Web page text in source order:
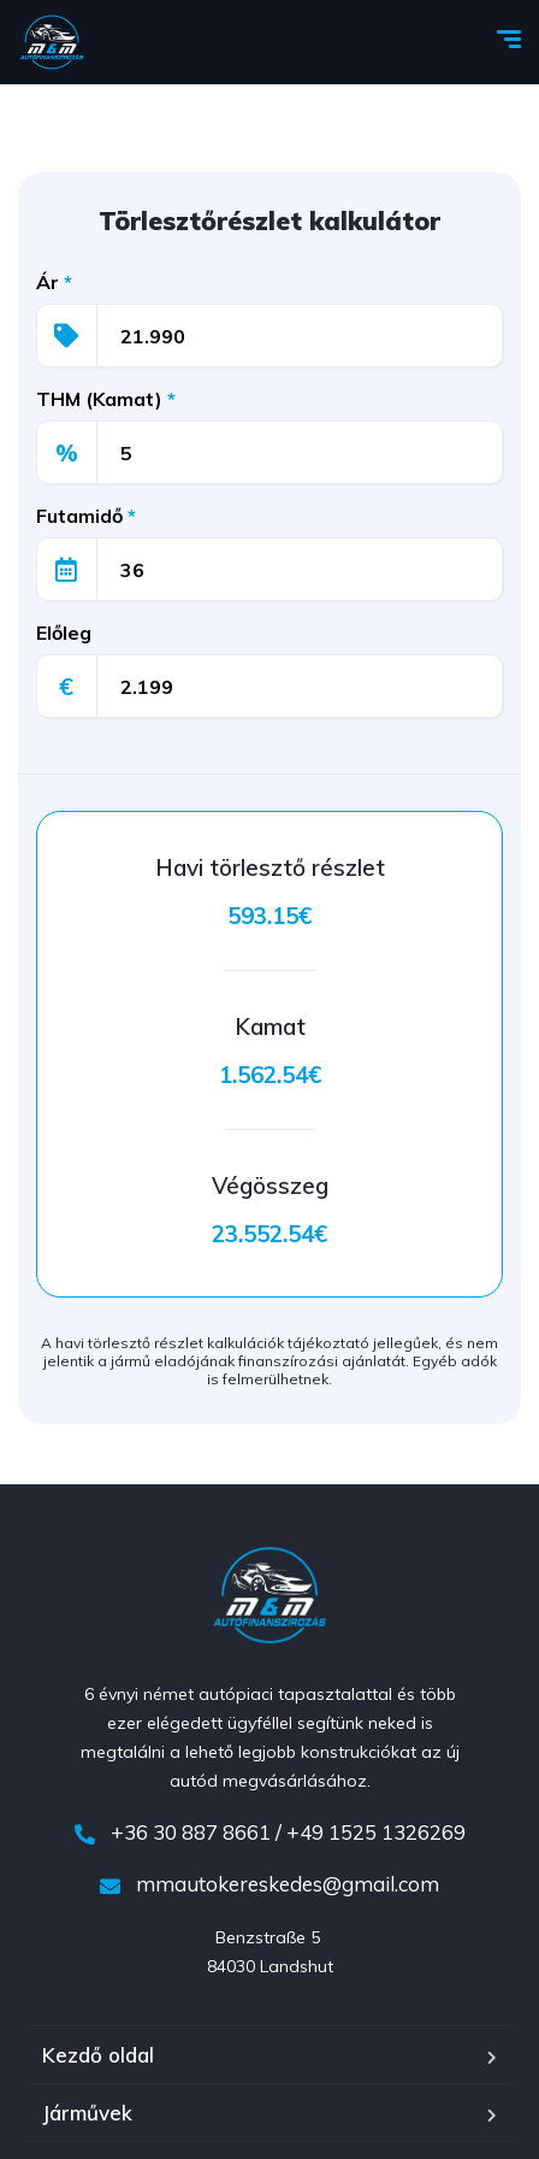
Törlesztőrészlet kalkulátor
Ár *
THM (Kamat) *
%
Futamidő *
Előleg
€
Havi törlesztő részlet
593.15€
Kamat
1.562.54€
Végösszeg
23.552.54€
A havi törlesztő részlet kalkulációk tájékoztató jellegűek, és nem
jelentik a jármű eladójának finanszírozási ajánlatát. Egyéb adók
is felmerülhetnek.
6 évnyi német autópiaci tapasztalattal és több
ezer elégedett ügyféllel segítünk neked is
megtalálni a lehető legjobb konstrukciókat az új
autód megvásárlásához.
+36 30 887 8661 / +49 1525 1326269
mmautokereskedes@gmail.com
Benzstraße 5
84030 Landshut
Kezdő oldal
Járművek